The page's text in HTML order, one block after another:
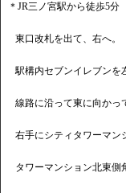
＊JR三ノ宮駅から徒歩5分
東口改札を出て、右へ。
駅構内セブンイレブンを
線路に沿って東に向かっ
右手にシティタワーマン
タワーマンション北東側